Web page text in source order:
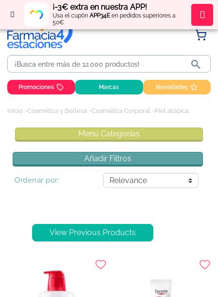
¡-3€ extra en nuestra APP!
Usa el cupón APP34Een pedidos superiores a
50€
Regístratey obténpuntos por tus compras

Promociones Marcas Novedades
Inicio Cosmética y Belleza Cosmética Corporal Piel atópica
Menú Categorías
Añadir Filtros
Ordenar por:
View Previous Products